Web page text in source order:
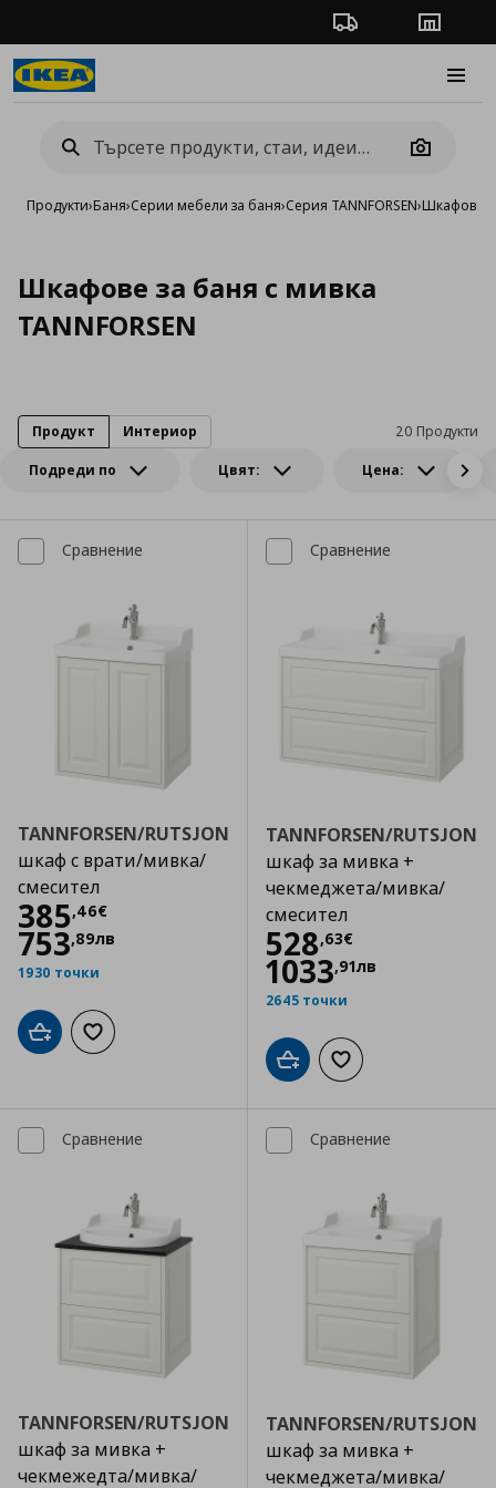
Проследяване на
Camera
Продукти›Баня›Серии мебели за баня›Серия TANNFORSEN›Шкафове
Шкафове за баня с мивка
TANNFORSEN
Подреди по Цвят: Цена:
20 Продукти
Продукт Интериор
Сравнение
TANNFORSEN/RUTSJON
шкаф с врати/мивка/
смесител
385,46€
Цена385,46 €
753,89лв
1930 точки
Добави в кошницата
Добави към списъка с любими
Сравнение
TANNFORSEN/RUTSJON
шкаф за мивка +
чекмеджета/мивка/
смесител
528,63€
Цена
1033,91лв
2645 точки
Добави в кошницата
Добави към
Сравнение
TANNFORSEN/RUTSJON
шкаф за мивка +
чекмежедта/мивка/
Сравнение
TANNFORSEN/RUTSJON
шкаф за мивка +
чекмеджета/мивка/